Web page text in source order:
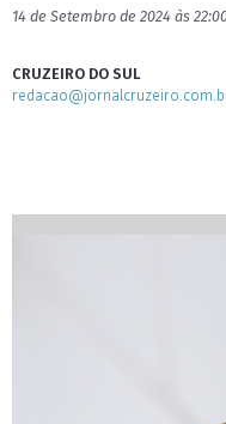
14 de Setembro de 2024 às
CRUZEIRO DO SUL